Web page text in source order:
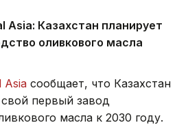
Asia: Казахстан планирует
оливкового масла
Asia сообщает, что Казахстан
первый завод
масла к 2030 году.